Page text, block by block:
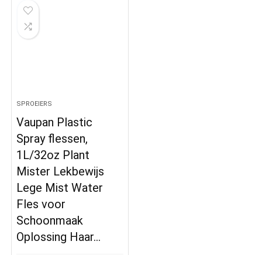
SPROEIERS
Vaupan Plastic
Spray flessen,
1L/32oz Plant
Mister Lekbewijs
Lege Mist Water
Fles voor
Schoonmaak
Oplossing Haar…